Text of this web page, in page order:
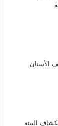
الأسنان.
البيئة